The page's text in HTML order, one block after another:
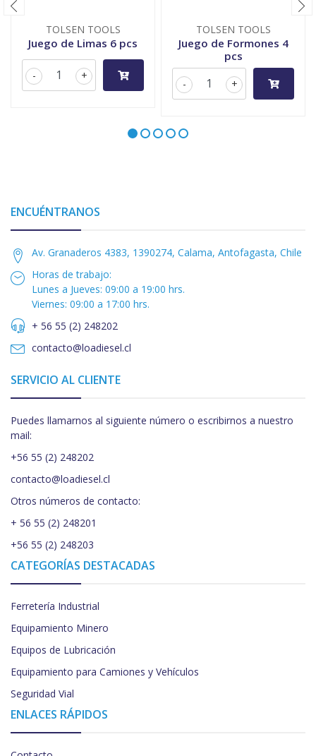
TOLSEN TOOLS
Juego de Limas 6 pcs
+
-
TOLSEN TOOLS
Juego de Formones 4
pcs
+
-
ENCUÉNTRANOS
Av. Granaderos 4383, 1390274, Calama, Antofagasta, Chile
Horas de trabajo:
Lunes a Jueves: 09:00 a 19:00 hrs.
Viernes: 09:00 a 17:00 hrs.
+ 56 55 (2) 248202
contacto@loadiesel.cl
SERVICIO AL CLIENTE
Puedes llamarnos al siguiente número o escribirnos a nuestro
mail:
+56 55 (2) 248202
contacto@loadiesel.cl
Otros números de contacto:
+ 56 55 (2) 248201
+56 55 (2) 248203
CATEGORÍAS DESTACADAS
Ferretería Industrial
Equipamiento Minero
Equipos de Lubricación
Equipamiento para Camiones y Vehículos
Seguridad Vial
ENLACES RÁPIDOS